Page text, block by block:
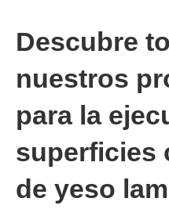
Descubre
nuestros
para la
superficies
de yeso